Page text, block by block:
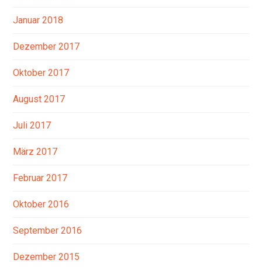
Januar 2018
Dezember 2017
Oktober 2017
August 2017
Juli 2017
März 2017
Februar 2017
Oktober 2016
September 2016
Dezember 2015